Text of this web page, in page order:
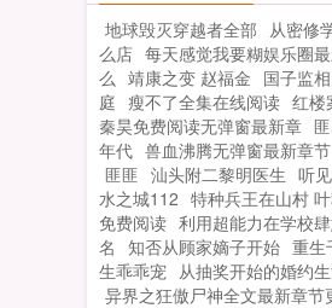
这个世界有
地球毁灭穿越者全部 从密修
么店 每天感觉我要糊娱乐圈
么 靖康之变 赵福金 国子监
庭 瘦不了全集在线阅读 红楼
秦昊免费阅读无弹窗最新章
年代 兽血沸腾无弹窗最新章节
匪匪 汕头附二黎明医生 听
水之城112 特种兵王在山村
免费阅读 利用超能力在学校
名 知否从顾家嫡子开始 重生
生乖乖宠 从抽奖开始的婚约
异界之狂傲尸神全文最新章节